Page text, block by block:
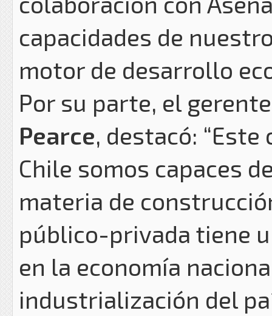
capacidades de
motor de desarrollo
Por su parte, el
Pearce, destacó:
Chile somos capaces
materia de
público-privada tiene
en la economía
industrialización del